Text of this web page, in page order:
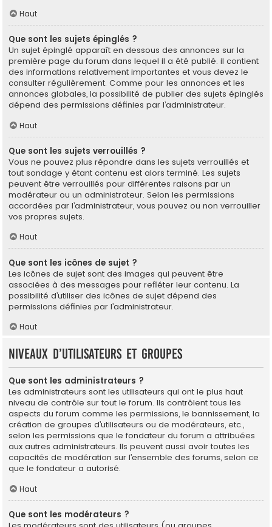
Haut
Que sont les sujets épinglés ?
Un sujet épinglé apparaît en dessous des annonces sur la
première page du forum dans lequel il a été publié. il contient
des informations relativement importantes et vous devez le
consulter régulièrement. Comme pour les annonces et les
annonces globales, la possibilité de publier des sujets épinglés
dépend des permissions définies par l’administrateur.
Haut
Que sont les sujets verrouillés ?
Vous ne pouvez plus répondre dans les sujets verrouillés et
tout sondage y étant contenu est alors terminé. Les sujets
peuvent être verrouillés pour différentes raisons par un
modérateur ou un administrateur. Selon les permissions
accordées par l’administrateur, vous pouvez ou non verrouiller
vos propres sujets.
Haut
Que sont les icônes de sujet ?
Les icônes de sujet sont des images qui peuvent être
associées à des messages pour refléter leur contenu. La
possibilité d’utiliser des icônes de sujet dépend des
permissions définies par l’administrateur.
Haut
Niveaux d’utilisateurs et groupes
Que sont les administrateurs ?
Les administrateurs sont les utilisateurs qui ont le plus haut
niveau de contrôle sur tout le forum. Ils contrôlent tous les
aspects du forum comme les permissions, le bannissement, la
création de groupes d’utilisateurs ou de modérateurs, etc.,
selon les permissions que le fondateur du forum a attribuées
aux autres administrateurs. Ils peuvent aussi avoir toutes les
capacités de modération sur l’ensemble des forums, selon ce
que le fondateur a autorisé.
Haut
Que sont les modérateurs ?